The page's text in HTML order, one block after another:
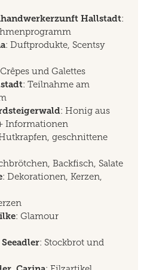
Hallstadt:
: Duftprodukte, Scentsy
und Galettes
: Teilnahme am
: Honig aus
Informationen
geschnittene
Backfisch, Salate
: Dekorationen, Kerzen,
: Glamour
: Stockbrot und